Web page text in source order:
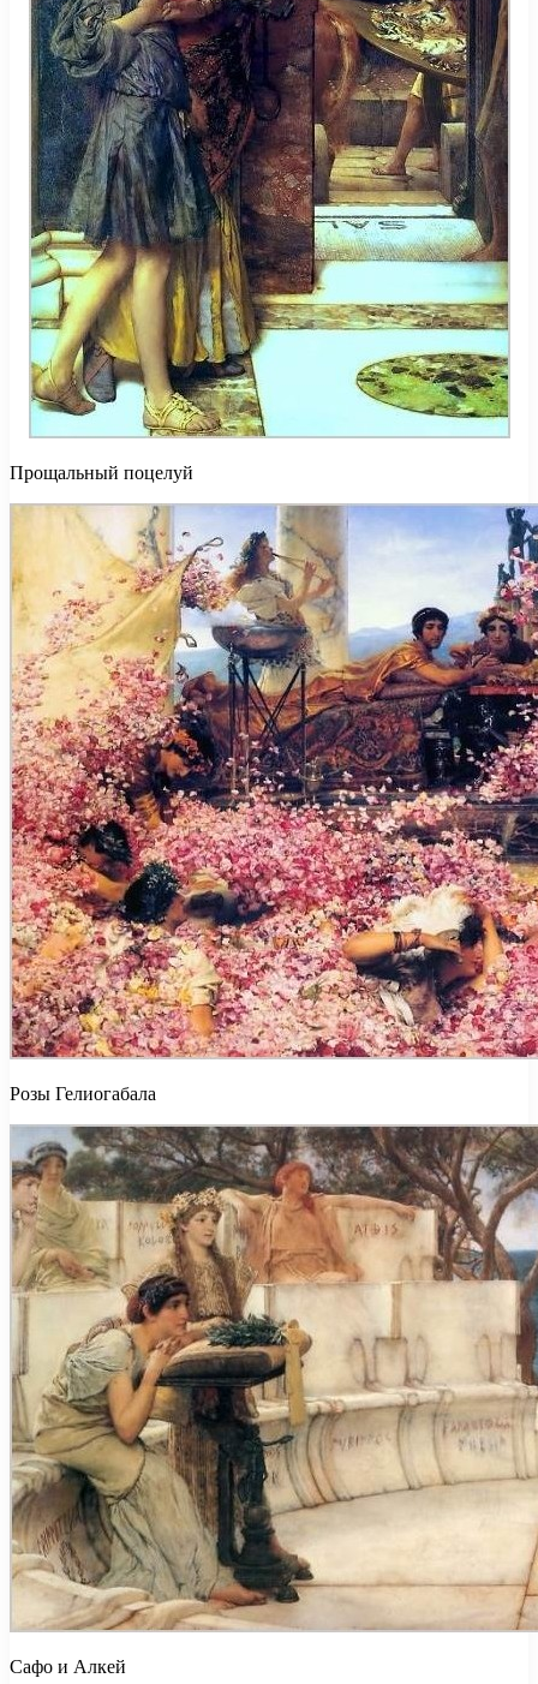
Прощальный поцелуй
Розы Гелиогабала
Сафо и Алкей